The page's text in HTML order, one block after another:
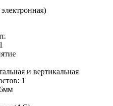
и вертикальная
1